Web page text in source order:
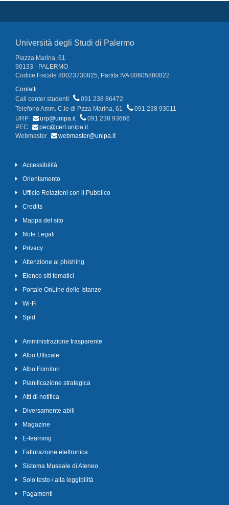
Università degli Studi di Palermo
Piazza Marina, 61
90133 - PALERMO
Codice Fiscale 80023730825, Partita IVA 00605880822
Contatti
Call center studenti
091 238 86472
Telefono Amm. C.le di P.zza Marina, 61
091 238 93011
URP
urp@unipa.it
091 238 93666
PEC
pec@cert.unipa.it
Webmaster
webmaster@unipa.it
Accessibilità
Orientamento
Ufficio Relazioni con il Pubblico
Credits
Mappa del sito
Note Legali
Privacy
Attenzione al phishing
Elenco siti tematici
Portale OnLine delle Istanze
Wi-Fi
Spid
Amministrazione trasparente
Albo Ufficiale
Albo Fornitori
Pianificazione strategica
Atti di notifica
Diversamente abili
Magazine
E-learning
Fatturazione elettronica
Sistema Museale di Ateneo
Solo testo / alta leggibilità
Pagamenti